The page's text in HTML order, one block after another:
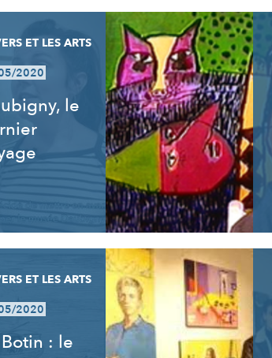
ET LES ARTS
2020
le
ET LES ARTS
2020
: le